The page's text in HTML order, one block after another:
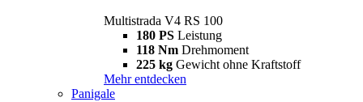
Multistrada V4 RS 100
180 PS Leistung
118 Nm Drehmoment
225 kg Gewicht ohne Kraftstoff
Mehr entdecken
Panigale